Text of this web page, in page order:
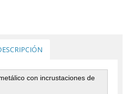
con incrustaciones de